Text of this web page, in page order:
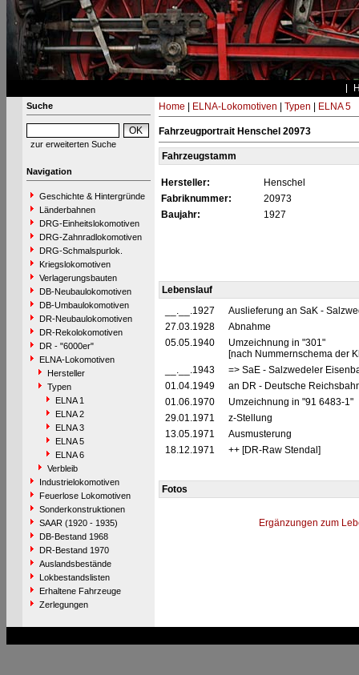
Suche
zur erweiterten Suche
Navigation
Geschichte & Hintergründe
Länderbahnen
DRG-Einheitslokomotiven
DRG-Zahnradlokomotiven
DRG-Schmalspurlok.
Kriegslokomotiven
Verlagerungsbauten
DB-Neubaulokomotiven
DB-Umbaulokomotiven
DR-Neubaulokomotiven
DR-Rekolokomotiven
DR - "6000er"
ELNA-Lokomotiven
Hersteller
Typen
ELNA 1
ELNA 2
ELNA 3
ELNA 5
ELNA 6
Verbleib
Industrielokomotiven
Feuerlose Lokomotiven
Sonderkonstruktionen
SAAR (1920 - 1935)
DB-Bestand 1968
DR-Bestand 1970
Auslandsbestände
Lokbestandslisten
Erhaltene Fahrzeuge
Zerlegungen
Home ELNA-Lokomotiven Typen ELNA 5
Fahrzeugportrait Henschel 20973
Fahrzeugstamm
Hersteller:
Henschel
Fabriknummer:
20973
Baujahr:
1927
Lebenslauf
__.__.1927
Auslieferung an SaK -
27.03.1928
Abnahme
05.05.1940
Umzeichnung in "301"
[nach Nummernschema der
__.__.1943
=> SaE - Salzwedeler
01.04.1949
an DR - Deutsche
01.06.1970
Umzeichnung in "91 6483-1"
29.01.1971
z-Stellung
13.05.1971
Ausmusterung
18.12.1971
++ [DR-Raw Stendal]
Fotos
Ergänzungen zum